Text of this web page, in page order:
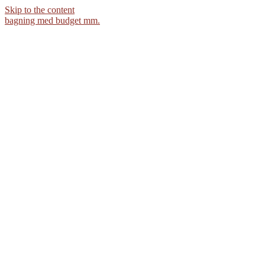
Skip to the content
bagning med budget mm.